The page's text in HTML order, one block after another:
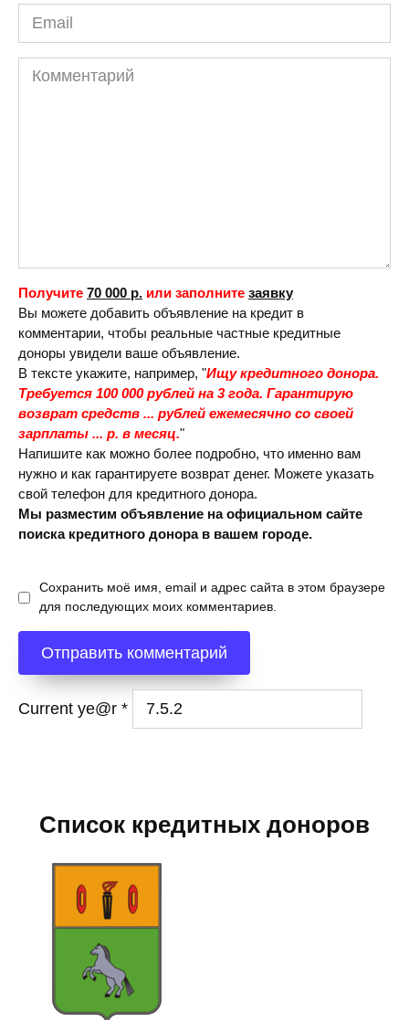
Email
*
Комментарий
Получите 70 000 р. или заполните заявку
Вы можете добавить объявление на кредит в
комментарии, чтобы реальные частные кредитные
доноры увидели ваше объявление.
В тексте укажите, например, "Ищу кредитного донора.
Требуется 100 000 рублей на 3 года. Гарантирую
возврат средств ... рублей ежемесячно со своей
зарплаты ... р. в месяц."
Напишите как можно более подробно, что именно вам
нужно и как гарантируете возврат денег. Можете указать
свой телефон для кредитного донора.
Мы разместим объявление на официальном сайте
поиска кредитного донора в вашем городе.
Сохранить моё имя, email и адрес сайта в этом браузере
для последующих моих комментариев.
Current ye@r *
Список кредитных доноров